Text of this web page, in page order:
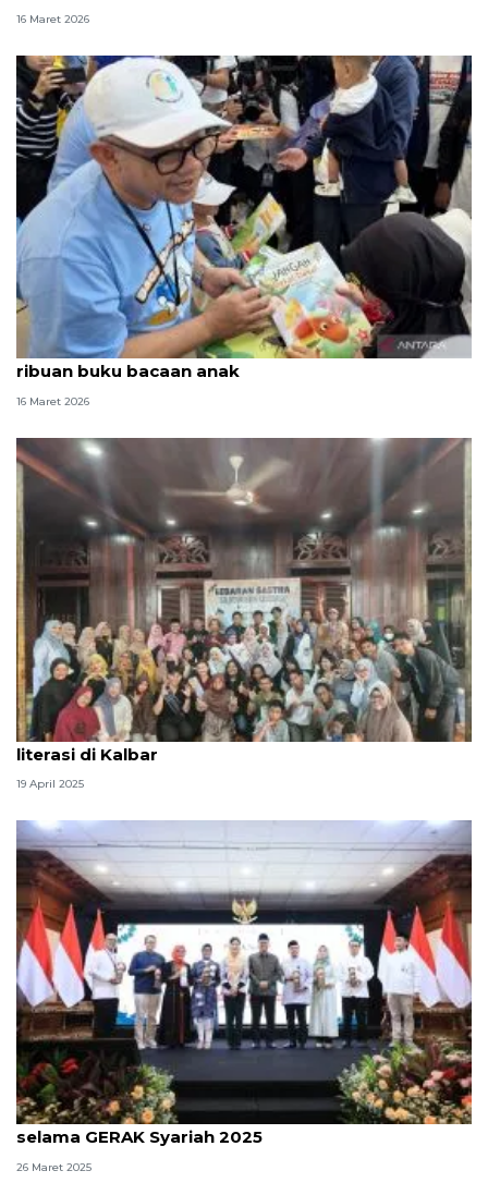
16 Maret 2026
Semarakkan mudik, Kemendikdasmen bagikan
ribuan buku bacaan anak
16 Maret 2026
Lebaran Sastra ajang silaturahim dan penguatan
literasi di Kalbar
19 April 2025
OJK catat Rp4,6 triliun pendanaan disalurkan
selama GERAK Syariah 2025
26 Maret 2025